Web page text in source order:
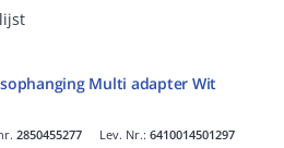
Multi adapter Wit
2850455277 Lev. Nr.: 6410014501297